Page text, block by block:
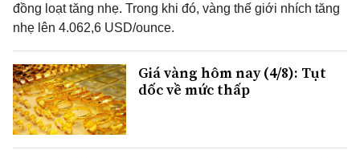
đồng loạt tăng nhẹ. Trong khi đó, vàng thế giới nhích tăng
nhẹ lên 4.062,6 USD/ounce.
Giá vàng hôm nay (4/8): Tụt
dốc về mức thấp